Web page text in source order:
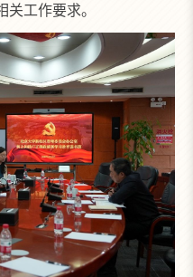
工作要求。